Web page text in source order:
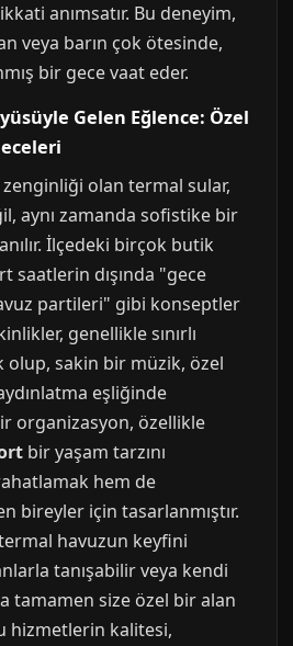
anımsatır. Bu deneyim,
veya barın çok ötesinde,
bir gece vaat eder.
Gelen Eğlence: Özel
olan termal sular,
aynı zamanda sofistike bir
İlçedeki birçok butik
saatlerin dışında "gece
partileri" gibi konseptler
genellikle sınırlı
olup, sakin bir müzik, özel
eşliğinde
organizasyon, özellikle
bir yaşam tarzını
hem de
bireyler için tasarlanmıştır.
havuzun keyfini
tanışabilir veya kendi
tamamen size özel bir alan
hizmetlerin kalitesi,